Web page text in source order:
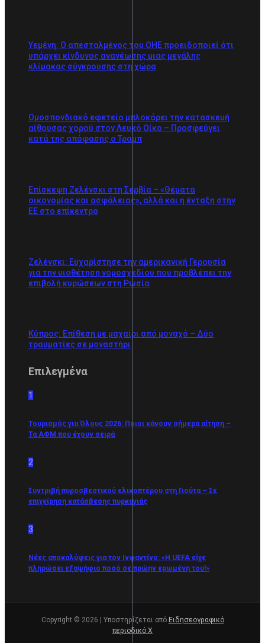
Υεμένη: Ο απεσταλμένος του ΟΗΕ προειδοποιεί ότι
υπάρχει κίνδυνος ανανέωσης μιας μεγάλης
κλίμακας σύγκρουσης στη χώρα
Ομοσπονδιακό εφετείο μπλοκάρει την κατασκευή
αίθουσας χορού στον Λευκό Οίκο – Προσφεύγει
κατά της απόφασης ο Τραμπ
Επίσκεψη Ζελένσκι στη Σερβία – «Θέματα
οικονομίας και ασφάλειας», αλλά και η ένταξη στην
ΕΕ στο επίκεντρο
Ζελένσκι: Ευχαρίστησε την αμερικανική Γερουσία
για την υιοθέτηση νομοσχεδίου που προβλέπει την
επιβολή κυρώσεων στη Ρωσία
Κύπρος: Επίθεση με μαχαίρι από μοναχό – Δύο
τραυματίες σε μοναστήρι
Επιλεγμένα
1
Τουρισμός για Όλους 2026: Ποιοι κάνουν σήμερα αίτηση –
Τα ΑΦΜ που έχουν σειρά
2
Συντριβή πυροσβεστικού ελικοπτέρου στη Γιούτα – Σε
επιχείρηση κατάσβεσης πυρκαγιάς
3
Νέες αποκαλύψεις για τον Ινφαντίνο: «Η UEFA είχε
πληρώσει εξαψήφιο ποσό σε πρώην ερωμένη του!»
Copyright © 2026 | Υποστηρίζεται από Ειδησεογραφικό
περιοδικό Χ